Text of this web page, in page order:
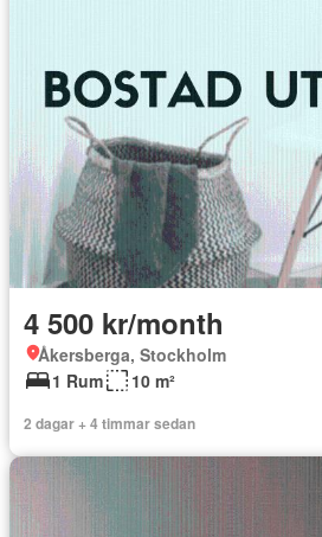
4 500 kr/month
Åkersberga, Stockholm
1 Rum
10 m²
2 dagar + 4 timmar sedan